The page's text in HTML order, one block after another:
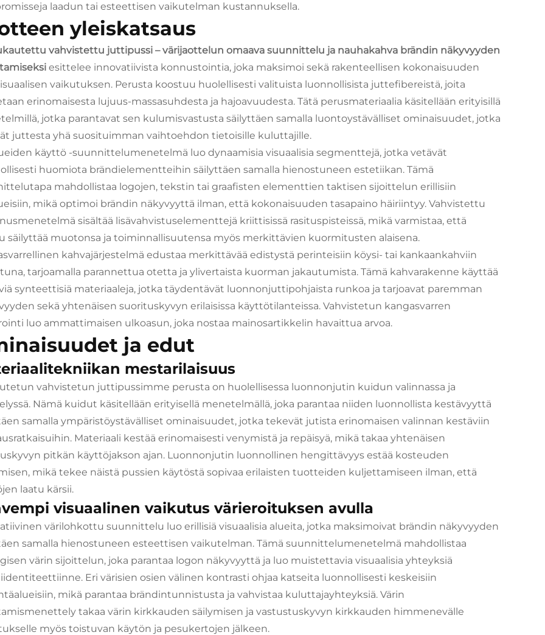
laadun tai esteettisen vaikutelman kustannuksella.
yleiskatsaus
vahvistettu juttipussi – värijaottelun omaava suunnittelu ja nauhakahva brändin näkyvyyden
esittelee innovatiivista konnustointia, joka maksimoi sekä rakenteellisen kokonaisuuden
vaikutuksen. Perusta koostuu huolellisesti valituista luonnollisista juttefibereistä, joita
erinomaisesta lujuus-massasuhdesta ja hajoavuudesta. Tätä perusmateriaalia käsitellään erityisillä
jotka parantavat sen kulumisvastusta säilyttäen samalla luontoystävälliset ominaisuudet, jotka
juttesta yhä suosituimman vaihtoehdon tietoisille kuluttajille.
käyttö -suunnittelumenetelmä luo dynaamisia visuaalisia segmenttejä, jotka vetävät
huomiota brändielementteihin säilyttäen samalla hienostuneen estetiikan. Tämä
mahdollistaa logojen, tekstin tai graafisten elementtien taktisen sijoittelun erillisiin
mikä optimoi brändin näkyvyyttä ilman, että kokonaisuuden tasapaino häiriintyy. Vahvistettu
sisältää lisävahvistuselementtejä kriittisissä rasituspisteissä, mikä varmistaa, että
säilyttää muotonsa ja toiminnallisuutensa myös merkittävien kuormitusten alaisena.
kahvajärjestelmä edustaa merkittävää edistystä perinteisiin köysi- tai kankaankahviin
tarjoamalla parannettua otetta ja ylivertaista kuorman jakautumista. Tämä kahvarakenne käyttää
synteettisiä materiaaleja, jotka täydentävät luonnonjuttipohjaista runkoa ja tarjoavat paremman
sekä yhtenäisen suorituskyvyn erilaisissa käyttötilanteissa. Vahvistetun kangasvarren
luo ammattimaisen ulkoasun, joka nostaa mainosartikkelin havaittua arvoa.
ja edut
mestarilaisuus
vahvistetun juttipussimme perusta on huolellisessa luonnonjutin kuidun valinnassa ja
Nämä kuidut käsitellään erityisellä menetelmällä, joka parantaa niiden luonnollista kestävyyttä
samalla ympäristöystävälliset ominaisuudet, jotka tekevät jutista erinomaisen valinnan kestäviin
Materiaali kestää erinomaisesti venymistä ja repäisyä, mikä takaa yhtenäisen
pitkän käyttöjakson ajan. Luonnonjutin luonnollinen hengittävyys estää kosteuden
mikä tekee näistä pussien käytöstä sopivaa erilaisten tuotteiden kuljettamiseen ilman, että
laatu kärsii.
visuaalinen vaikutus värieroituksen avulla
värilohkottu suunnittelu luo erillisiä visuaalisia alueita, jotka maksimoivat brändin näkyvyyden
samalla hienostuneen esteettisen vaikutelman. Tämä suunnittelumenetelmä mahdollistaa
värin sijoittelun, joka parantaa logon näkyvyyttä ja luo muistettavia visuaalisia yhteyksiä
Eri värisien osien välinen kontrasti ohjaa katseita luonnollisesti keskeisiin
mikä parantaa brändintunnistusta ja vahvistaa kuluttajayhteyksiä. Värin
takaa värin kirkkauden säilymisen ja vastustuskyvyn kirkkauden himmenevälle
myös toistuvan käytön ja pesukertojen jälkeen.